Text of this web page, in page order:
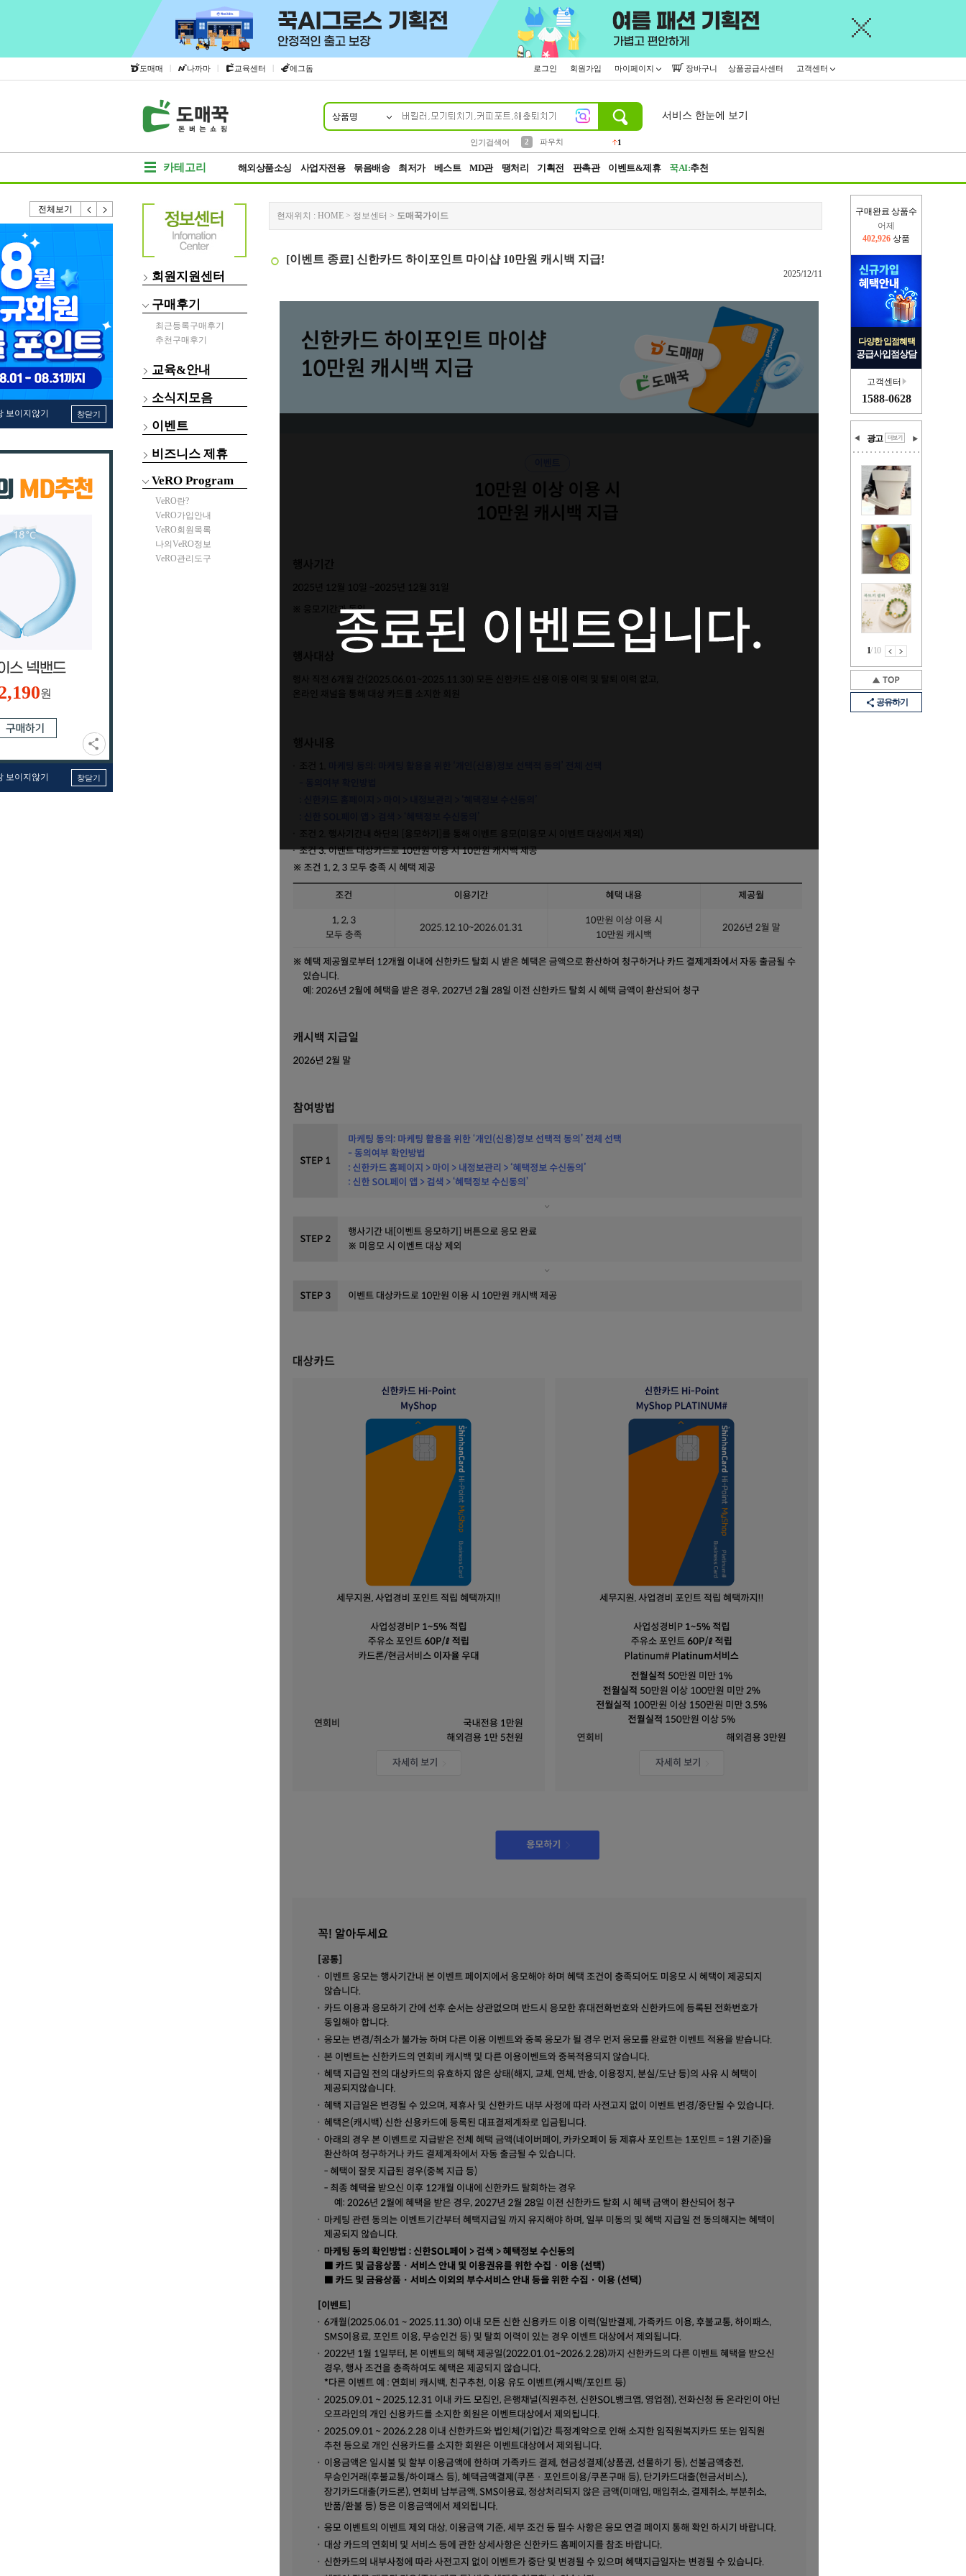
도매매 | 나까마 | 교육센터 | 에그돔 로그인 회원가입 마이페이지 장바구니 상품공급사센터 고객센터
상품명
인기검색어
2
파우치
1
서비스 한눈에 보기
카테고리 해외상품소싱 사업자전용 묶음배송 최저가 베스트 MD관 땡처리 기획전 판촉관 이벤트&제휴 꾹AI:추천
전체보기
보이지않기 창닫기
원
보이지않기 창닫기
구매완료 상품수
어제
402,926상품
오늘(현재)
413,689상품
다양한 입점혜택
공급사입점상담
고객센터
1588-0628
광고
1/10
공유하기
회원지원센터
구매후기
최근등록구매후기
추천구매후기
교육&안내
소식지모음
이벤트
비즈니스 제휴
VeRO Program
VeRO란?
VeRO가입안내
VeRO회원목록
나의VeRO정보
VeRO관리도구
현재위치 : HOME > 정보센터 > 도매꾹가이드
[이벤트 종료] 신한카드 하이포인트 마이샵 10만원 캐시백 지급!
2025/12/11